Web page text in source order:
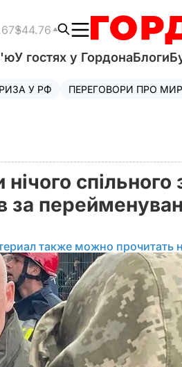
$44.76
У гостях у ГордонаБлоги
У РФ ПЕРЕГОВОРИ ПРО МИР
спільного
за
также можно прочитать